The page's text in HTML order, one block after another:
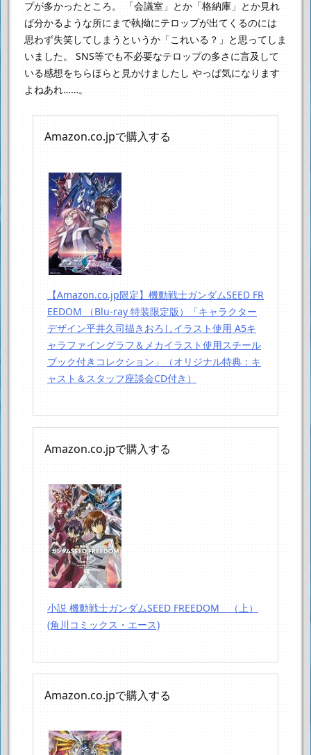
プが多かったところ。
「会議室」とか「格納庫」とか見れ
ば分かるような所にまで執拗にテロップが出てくるのには
思わず失笑してしまうというか「これいる？」と思ってしま
いました。
SNS等でも不必要なテロップの多さに言及して
いる感想をちらほらと見かけましたし やっぱ気になります
よねあれ……。
Amazon.co.jpで購入する
【Amazon.co.jp限定】機動戦士ガンダムSEED FR
EEDOM （Blu-ray 特装限定版）「キャラクター
デザイン平井久司描きおろしイラスト使用 A5キ
ャラファイングラフ＆メカイラスト使用スチール
ブック付きコレクション」（オリジナル特典：キ
ャスト＆スタッフ座談会CD付き）
Amazon.co.jpで購入する
小説 機動戦士ガンダムSEED FREEDOM （上）
(角川コミックス・エース)
Amazon.co.jpで購入する